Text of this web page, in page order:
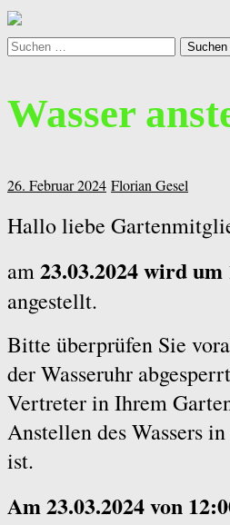
Suchen
Suchen
Wasser
26. Februar 2024 Florian Gesel
Hallo liebe
am23.03.2024 wird
angestellt.
Bitte überprüfen Sie
der Wasseruhr
Vertreter in Ihrem
Anstellen des Wassers
ist.
Am 23.03.2024 von